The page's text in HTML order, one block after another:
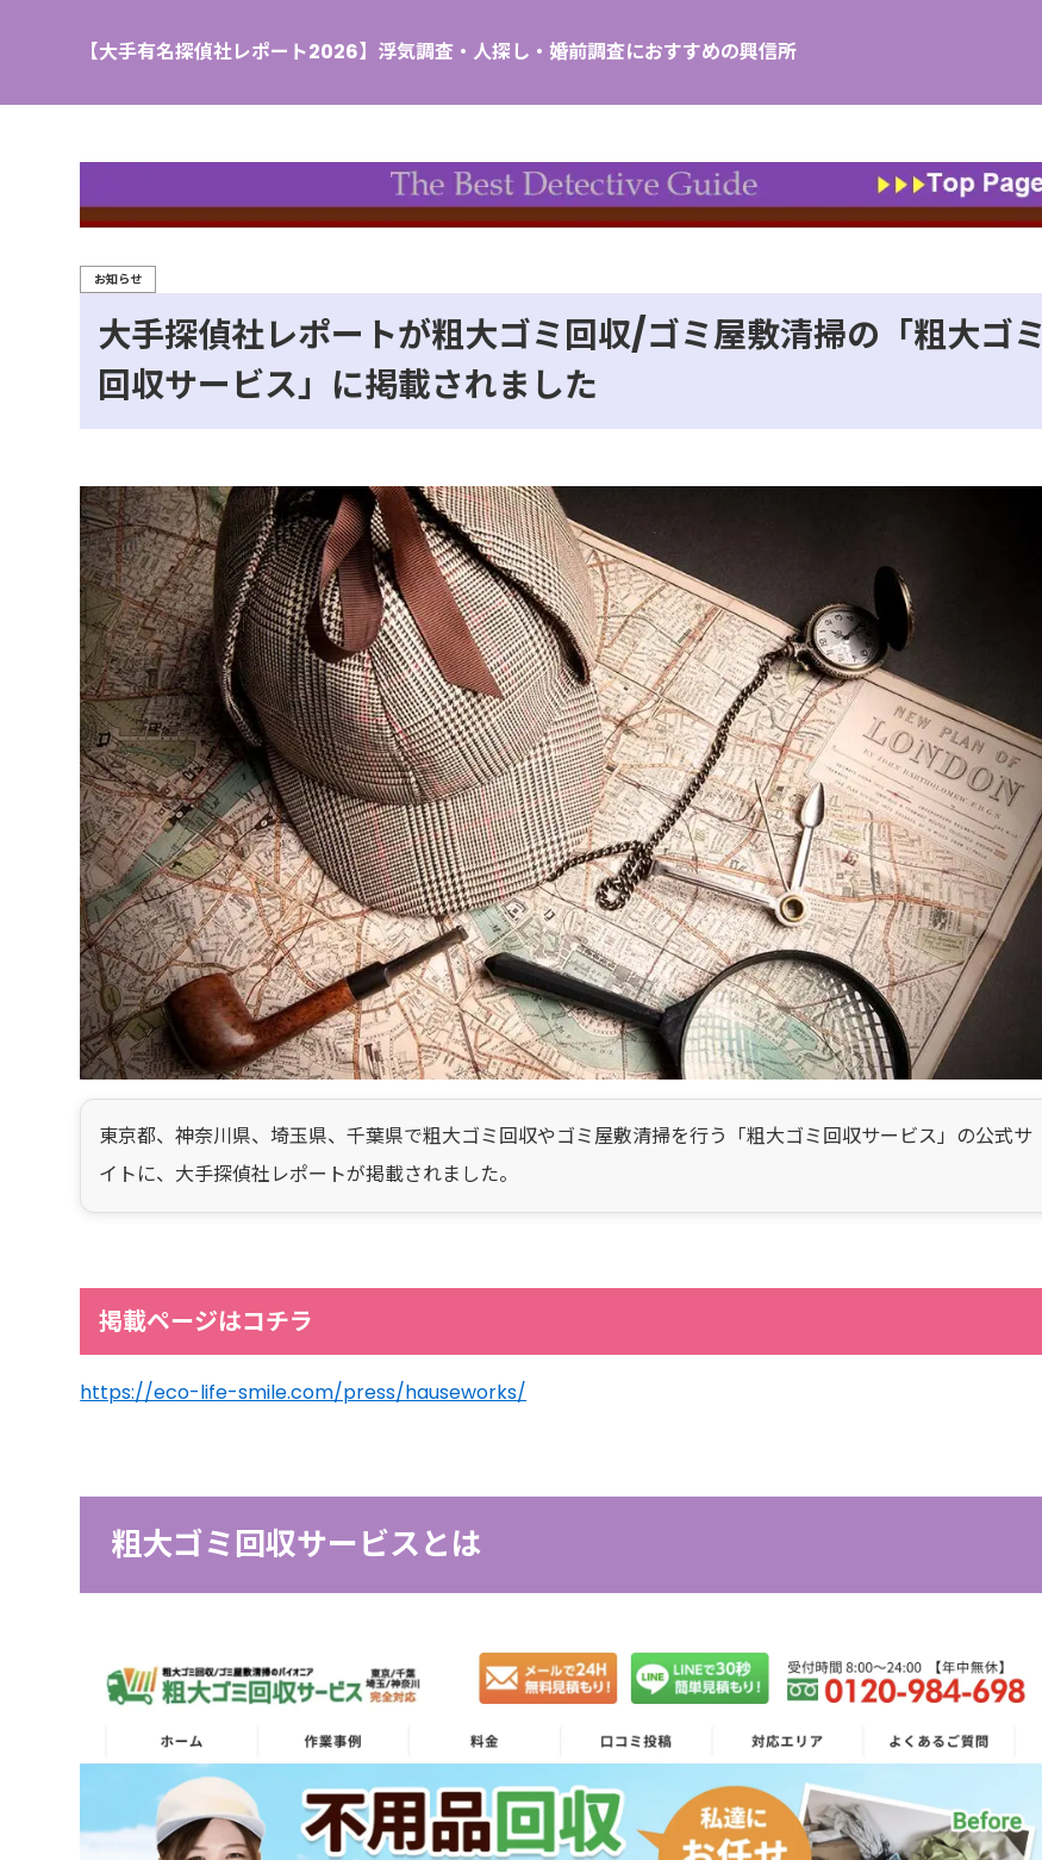
【大手有名探偵社レポート2026】浮気調査・人探し・婚前調査におすすめの興信所
大手探偵社レポートが粗大ゴミ回収/ゴミ屋敷清掃の「粗大ゴミ
回収サービス」に掲載されました
お知らせ
東京都、神奈川県、埼玉県、千葉県で粗大ゴミ回収やゴミ屋敷清掃を行う「粗大ゴミ回収サービス」の公式サ
イトに、大手探偵社レポートが掲載されました。
掲載ページはコチラ
https://eco-life-smile.com/press/hauseworks/
粗大ゴミ回収サービスとは